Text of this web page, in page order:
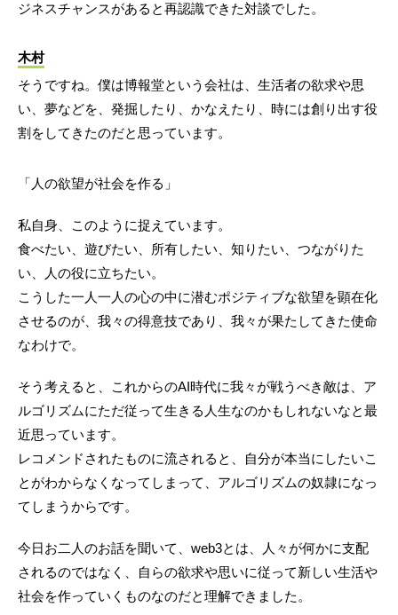
ジネスチャンスがあると再認識できた対談でした。
木村
そうですね。僕は博報堂という会社は、生活者の欲求や思
い、夢などを、発掘したり、かなえたり、時には創り出す役
割をしてきたのだと思っています。
「人の欲望が社会を作る」
私自身、このように捉えています。
食べたい、遊びたい、所有したい、知りたい、つながりた
い、人の役に立ちたい。
こうした一人一人の心の中に潜むポジティブな欲望を顕在化
させるのが、我々の得意技であり、我々が果たしてきた使命
なわけで。
そう考えると、これからのAI時代に我々が戦うべき敵は、ア
ルゴリズムにただ従って生きる人生なのかもしれないなと最
近思っています。
レコメンドされたものに流されると、自分が本当にしたいこ
とがわからなくなってしまって、アルゴリズムの奴隷になっ
てしまうからです。
今日お二人のお話を聞いて、web3とは、人々が何かに支配
されるのではなく、自らの欲求や思いに従って新しい生活や
社会を作っていくものなのだと理解できました。